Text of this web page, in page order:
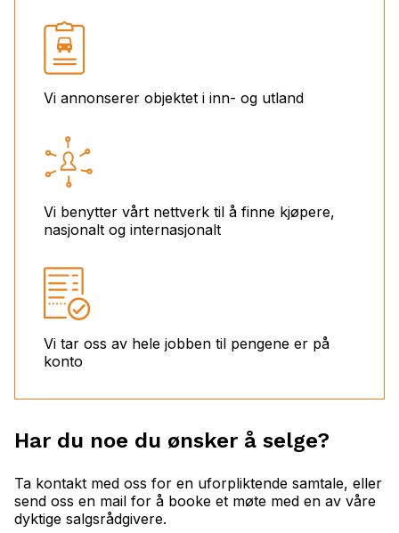
Vi annonserer objektet i inn- og utland
Vi benytter vårt nettverk til å finne kjøpere,
nasjonalt og internasjonalt
Vi tar oss av hele jobben til pengene er på
konto
Har du noe du ønsker å selge?
Ta kontakt med oss for en uforpliktende samtale, eller
send oss en mail for å booke et møte med en av våre
dyktige salgsrådgivere.